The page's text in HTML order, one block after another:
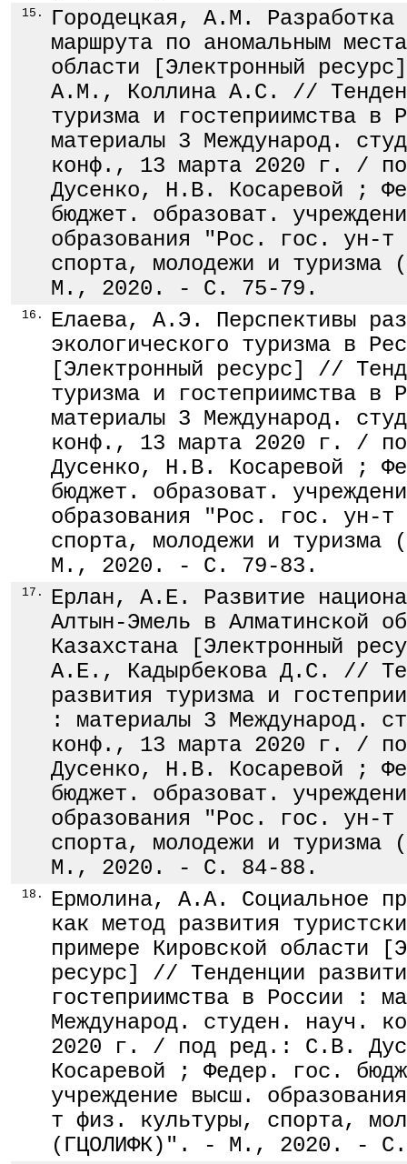
15.
Городецкая, А.М. Разработка
маршрута по аномальным
области [Электронный
А.М., Коллина А.С. //
туризма и гостеприимства в
материалы 3 Международ.
конф., 13 марта 2020 г. /
Дусенко, Н.В. Косаревой ;
бюджет. образоват.
образования "Рос. гос. ун-т
спорта, молодежи и
М., 2020. - С. 75-79.
16.
Елаева, А.Э. Перспективы
экологического туризма в
[Электронный ресурс] //
туризма и гостеприимства в
материалы 3 Международ.
конф., 13 марта 2020 г. /
Дусенко, Н.В. Косаревой ;
бюджет. образоват.
образования "Рос. гос. ун-т
спорта, молодежи и
М., 2020. - С. 79-83.
17.
Ерлан, А.Е. Развитие
Алтын-Эмель в Алматинской
Казахстана [Электронный
А.Е., Кадырбекова Д.С. //
развития туризма и
: материалы 3 Международ.
конф., 13 марта 2020 г. /
Дусенко, Н.В. Косаревой ;
бюджет. образоват.
образования "Рос. гос. ун-т
спорта, молодежи и
М., 2020. - С. 84-88.
18.
Ермолина, А.А. Социальное
как метод развития
примере Кировской области
ресурс] // Тенденции
гостеприимства в России :
Международ. студен. науч.
2020 г. / под ред.: С.В.
Косаревой ; Федер. гос.
учреждение высш.
т физ. культуры, спорта,
(ГЦОЛИФК)". - М., 2020. -